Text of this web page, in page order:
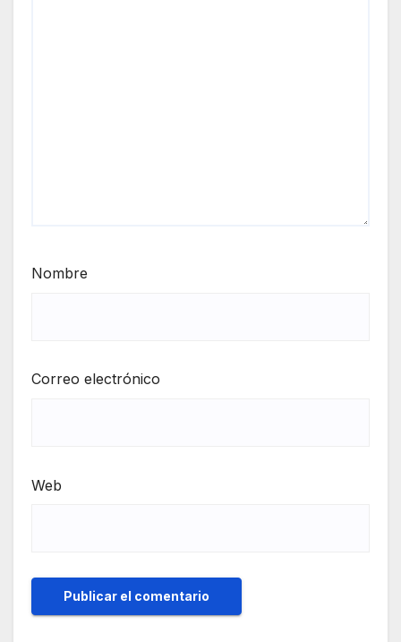
Nombre
Correo electrónico
Web